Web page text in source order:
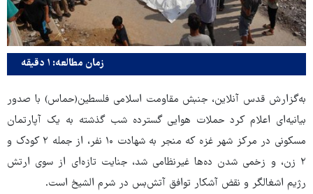
زمان مطالعه: ۱ دقیقه
به‌گزارش قدس آنلاین، جنبش مقاومت اسلامی فلسطین(حماس) با صدور
بیانیه‌ای اعلام کرد حملات هوایی گسترده شب گذشته به یک آپارتمان
مسکونی در مرکز شهر غزه که منجر به شهادت ۱۰ نفر، از جمله ۲ کودک و
۲ زن، و زخمی شدن ده‌ها غیرنظامی شد، جنایت تازه‌ای از سوی ارتش
رژیم اشغالگر و نقض آشکار توافق آتش‌بس در شرم‌ الشیخ است.